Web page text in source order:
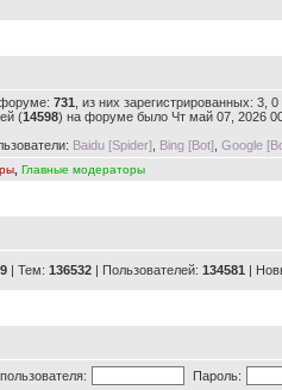
731 , из них зарегистрированных: 3,
(14598) на форуме было Чт май 07, 2026
Baidu [Spider] Bing [Bot] Google
Главные модераторы
| Тем: 136532 | Пользователей: 134581 |
Пароль: